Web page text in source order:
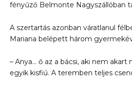
fényűző Belmonte Nagyszállóban
A szertartás azonban váratlanul
Mariana belépett három
– Anya… ő az a bácsi, aki nem
egyik kisfiú. A teremben teljes